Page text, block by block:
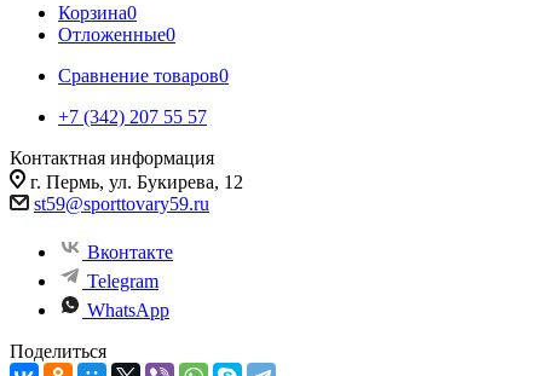
Корзина0
Отложенные0
Сравнение товаров0
+7 (342) 207 55 57
Контактная информация
г. Пермь, ул. Букирева, 12
st59@sporttovary59.ru
Вконтакте
Telegram
WhatsApp
Поделиться